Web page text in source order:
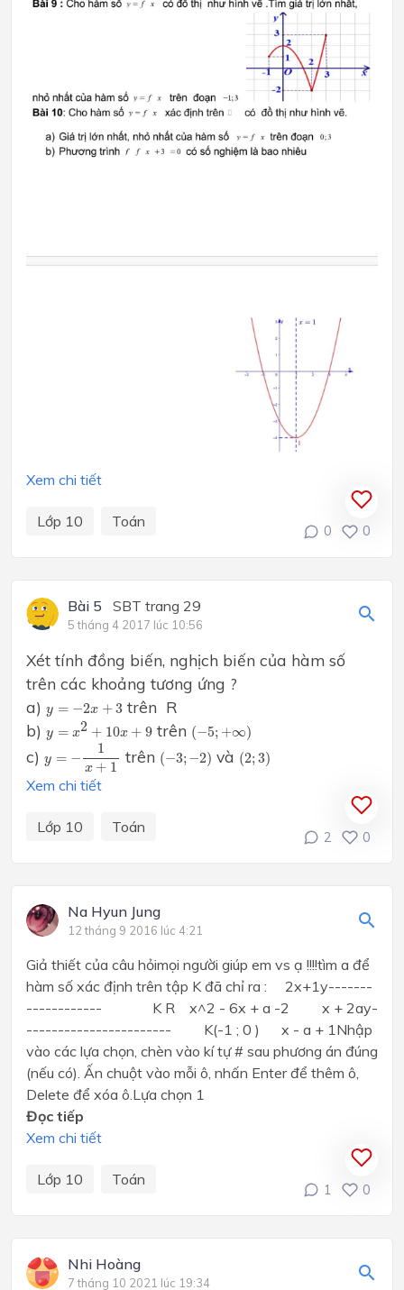
Xem chi tiết
Lớp 10 Toán
0 0
Bài 5 SBT trang 29
5 tháng 4 2017 lúc 10:56
Xét tính đồng biến, nghịch biến của hàm số
trên các khoảng tương ứng ?
a) y = −2x +3
y x+
trên R
b) y = x2 + 10x + 9
y + trên (−5; +∞)
(− 5; ∞
c) y = −
1
x + 1
y 1 1
trên (−3; −2)
(− 3; 2) và (2; 3)
(2 3)
Xem chi tiết
Lớp 10 Toán
2 0
Na Hyun Jung
12 tháng 9 2016 lúc 4:21
Giả thiết của câu hỏimọi người giúp em vs ạ !!!!tìm a để
hàm số xác định trên tập K đã chỉ ra : 2x+1y-------
------------ K R x^2 - 6x + a -2 x + 2ay-
----------------------- K(-1 ; 0 ) x - a + 1Nhập
vào các lựa chọn, chèn vào kí tự # sau phương án đúng
(nếu có). Ấn chuột vào mỗi ô, nhấn Enter để thêm ô,
Delete để xóa ô.Lựa chọn 1
Đọc tiếp
Xem chi tiết
Lớp 10 Toán
1 0
Nhi Hoàng
7 tháng 10 2021 lúc 19:34